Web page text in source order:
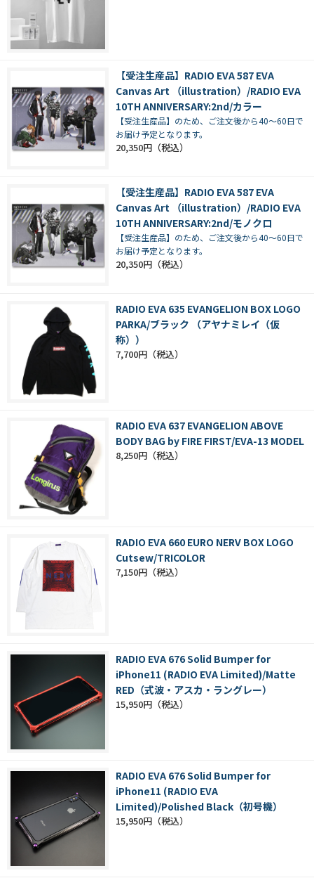
【受注生産品】RADIO EVA 587 EVA
Canvas Art （illustration）/RADIO EVA
10TH ANNIVERSARY:2nd/カラー
【受注生産品】のため、ご注文後から40～60日で
お届け予定となります。
20,350円
【受注生産品】RADIO EVA 587 EVA
Canvas Art （illustration）/RADIO EVA
10TH ANNIVERSARY:2nd/モノクロ
【受注生産品】のため、ご注文後から40～60日で
お届け予定となります。
20,350円
RADIO EVA 635 EVANGELION BOX LOGO
PARKA/ブラック （アヤナミレイ（仮
称））
7,700円
RADIO EVA 637 EVANGELION ABOVE
BODY BAG by FIRE FIRST/EVA-13 MODEL
8,250円
RADIO EVA 660 EURO NERV BOX LOGO
Cutsew/TRICOLOR
7,150円
RADIO EVA 676 Solid Bumper for
iPhone11 (RADIO EVA Limited)/Matte
RED（式波・アスカ・ラングレー）
15,950円
RADIO EVA 676 Solid Bumper for
iPhone11 (RADIO EVA
Limited)/Polished Black（初号機）
15,950円